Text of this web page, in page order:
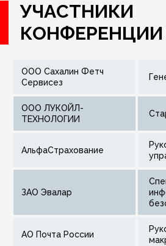
УЧАСТНИКИ
КОНФЕРЕНЦИИ
ООО Сахалин Фетч
Сервисез
ООО ЛУКОЙЛ-
ТЕХНОЛОГИИ
АльфаСтрахование
руководитель
ЗАО Эвалар
Специалист по
АО Почта России
Руководитель отдела